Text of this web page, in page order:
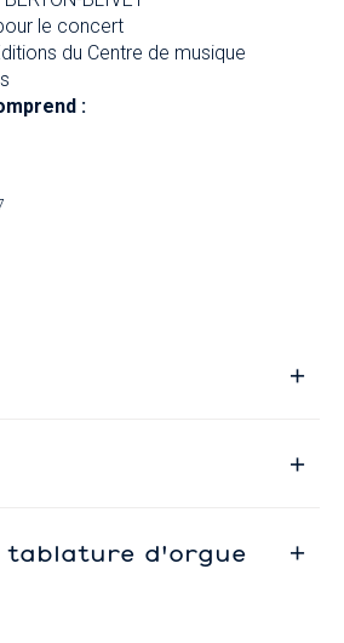
le concert
du Centre de musique
:
tablature d'orgue